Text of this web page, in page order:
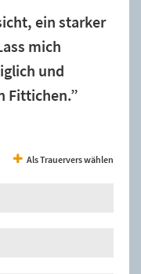
ein starker
mich
und
Fittichen.”
Als Trauervers wählen